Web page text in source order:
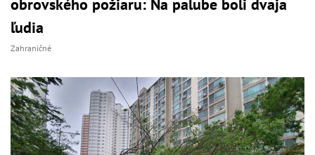
obrovského požiaru: Na palube boli dvaja
ľudia
Zahraničné